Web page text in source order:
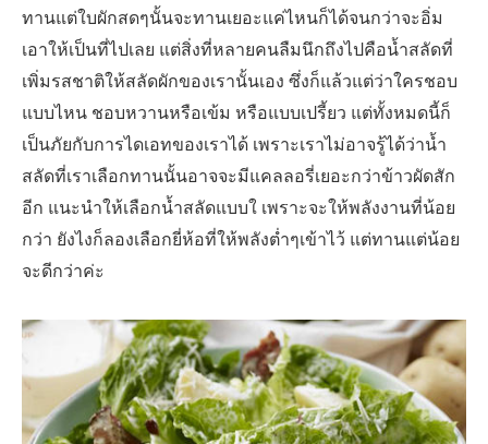
ทานแต่ใบผักสดๆนั้นจะทานเยอะแค่ไหนก็ได้จนกว่าจะอิ่ม
เอาให้เป็นที่ไปเลย แต่สิ่งที่หลายคนลืมนึกถึงไปคือน้ำสลัดที่
เพิ่มรสชาติให้สลัดผักของเรานั้นเอง ซึ่งก็แล้วแต่ว่าใครชอบ
แบบไหน ชอบหวานหรือเข้ม หรือแบบเปรี้ยว แต่ทั้งหมดนี้ก็
เป็นภัยกับการไดเอทของเราได้ เพราะเราไม่อาจรู้ได้ว่าน้ำ
สลัดที่เราเลือกทานนั้นอาจจะมีแคลลอรี่เยอะกว่าข้าวผัดสัก
อีก แนะนำให้เลือกน้ำสลัดแบบใ เพราะจะให้พลังงานที่น้อย
กว่า ยังไงก็ลองเลือกยี่ห้อที่ให้พลังต่ำๆเข้าไว้ แต่ทานแต่น้อย
จะดีกว่าค่ะ